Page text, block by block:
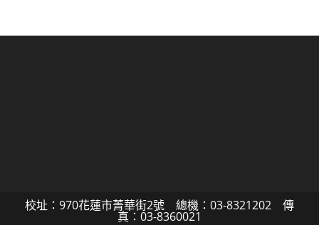
校址：970花蓮市菁華街2號 總機：03-8321202 傳
真：03-8360021